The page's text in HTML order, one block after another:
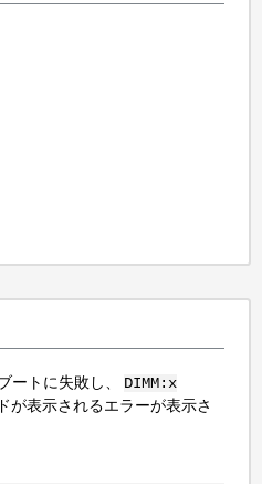
ートに失敗し、 DIMM:x
が表示されるエラーが表示さ